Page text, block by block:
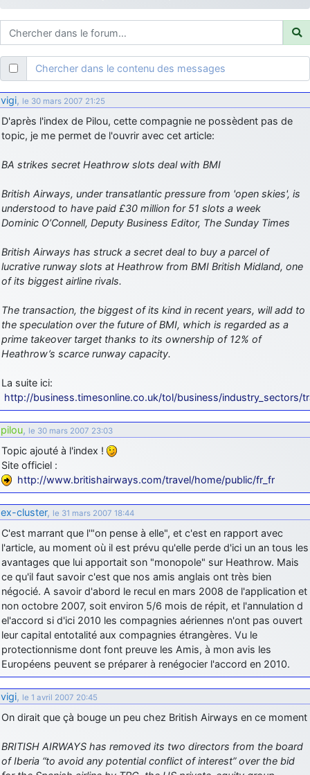
d9pouces: ouakamois > si tu parles du sujet sur l'Armée de l'Air,
bien sûr que oui !
je suis un avion@,._,+: Bonjour je viens d'arriver il y a quelques
moi et quelques avions n'ont pas les mêmes noms qu'aujourd'hui
ouakamois: Bonjourà toutes et à tous.en espérantque ces
quelques images du Pays Basque vous auront plu ; Agur…
d9pouces: Malheureusement nonun peu trop loin pour moi !
meeting de Lann Bihoué de 2026 ?
cachée dans les pins : Coucou et excellente année 2026 à tous et
au site!
jericho: Bonne année et tous mes meilleurs voeux à tous pour
little boy
: je vous souhaite un bon réveillon pour cette nouvelle
année!
et de bonnes fêtes de fin d'année.
d9pouces: Joyeux Noël à tous !
d9pouces: mais tu peux tenter l'un des rares lycées militaires
d9pouces
scientifique, tu as donc encore un peu de temps devant toi
yaellerigolow: bonjour a tous je suis un élève de première
passionnée par l'aviation militaire , pourrais je savoir que faire après
le lycée pour s'orienter et pouvoir devenir officier de l'armée de l'air?
d9pouces : lesquels, par exemple ?
mahmoud
les photo des anciens appareils de l'armée de l'air de la haute -volta
d9pouces
jericho : Pour moi tout est à nouveau OK dirait-on… Merci à toi.
d9pouces : En espérant n’avoir coupé les accessoires de personne
au passage !
d9pouces: j'ai trouvé un palliatif un peu violent, mais ça devrait aller
un peu mieux
d9pouces : cette fois, c'est le Brésil et Singapour qui mettent le site
par terre
jericho: Ah ben je peux te confirmer que j'étais resté dans le filtre…
d9pouces: Désolé ! Mon filtrage a été un peu trop violent
manifestement
tout voir
Chercher dans le contenu des messages
vigi, le 30 mars 2007 21:25
D'après l'index de Pilou, cette compagnie ne possèdent pas de
topic, je me permet de l'ouvrir avec cet article:
BA strikes secret Heathrow slots deal with BMI
British Airways, under transatlantic pressure from 'open skies', is
understood to have paid £30 million for 51 slots a week
Dominic O’Connell, Deputy Business Editor, The Sunday Times
British Airways has struck a secret deal to buy a parcel of
lucrative runway slots at Heathrow from BMI British Midland, one
of its biggest airline rivals.
The transaction, the biggest of its kind in recent years, will add to
the speculation over the future of BMI, which is regarded as a
prime takeover target thanks to its ownership of 12% of
Heathrow’s scarce runway capacity.
La suite ici:
http://business.timesonline.co.uk/tol/business/industry_sectors/
pilou, le 30 mars 2007 23:03
Topic ajouté à l'index !
Site officiel :
http://www.britishairways.com/travel/home/public/fr_fr
ex-cluster, le 31 mars 2007 18:44
C'est marrant que l'"on pense à elle", et c'est en rapport avec
l'article, au moment où il est prévu qu'elle perde d'ici un an tous les
avantages que lui apportait son "monopole" sur Heathrow. Mais
ce qu'il faut savoir c'est que nos amis anglais ont très bien
négocié. A savoir d'abord le recul en mars 2008 de l'application et
non octobre 2007, soit environ 5/6 mois de répit, et l'annulation d
el'accord si d'ici 2010 les compagnies aériennes n'ont pas ouvert
leur capital entotalité aux compagnies étrangères. Vu le
protectionnisme dont font preuve les Amis, à mon avis les
Européens peuvent se préparer à renégocier l'accord en 2010.
vigi, le 1 avril 2007 20:45
On dirait que çà bouge un peu chez British Airways en ce moment
BRITISH AIRWAYS has removed its two directors from the board
of Iberia “to avoid any potential conflict of interest” over the bid